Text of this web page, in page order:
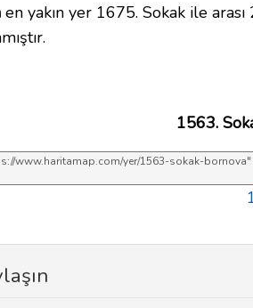
en yakın yer 1675. Sokak ile arası
1563.